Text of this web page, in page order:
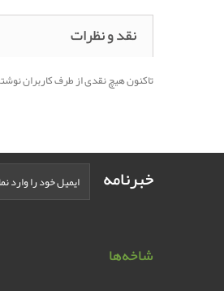
نقد و نظرات
تاکنون هیچ نقدی از طرف کاربران
خبرنامه
شاخه‌ها